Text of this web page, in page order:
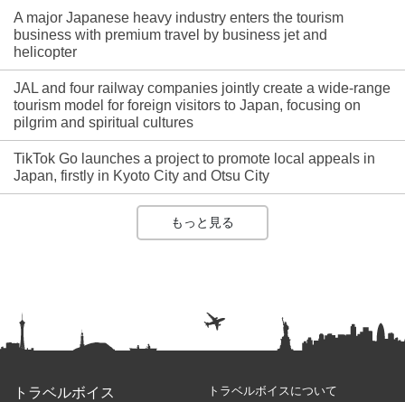
A major Japanese heavy industry enters the tourism
business with premium travel by business jet and
helicopter
JAL and four railway companies jointly create a wide-range
tourism model for foreign visitors to Japan, focusing on
pilgrim and spiritual cultures
TikTok Go launches a project to promote local appeals in
Japan, firstly in Kyoto City and Otsu City
もっと見る
トラベルボイス トラベルボイスについて